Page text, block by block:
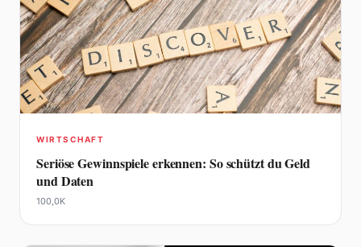
WIRTSCHAFT
Seriöse Gewinnspiele erkennen: So schützt du Geld
und Daten
100,0K